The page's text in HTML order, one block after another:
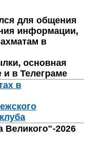
для общения
информации,
в
основная
в Телеграме
в
Великого"-2026